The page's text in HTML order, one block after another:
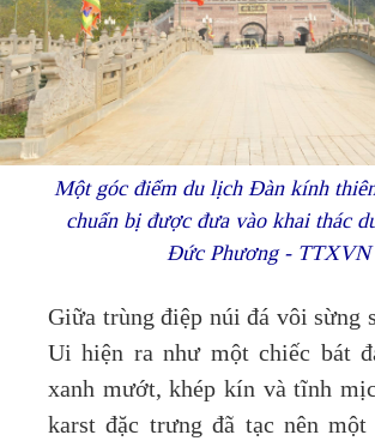
Một góc điểm du lịch Đàn kính
chuẩn bị được đưa vào khai thác
Đức Phương - TTXVN
Giữa trùng điệp núi đá vôi sừng
Ui hiện ra như một chiếc bát
xanh mướt, khép kín và tĩnh
karst đặc trưng đã tạc nên một